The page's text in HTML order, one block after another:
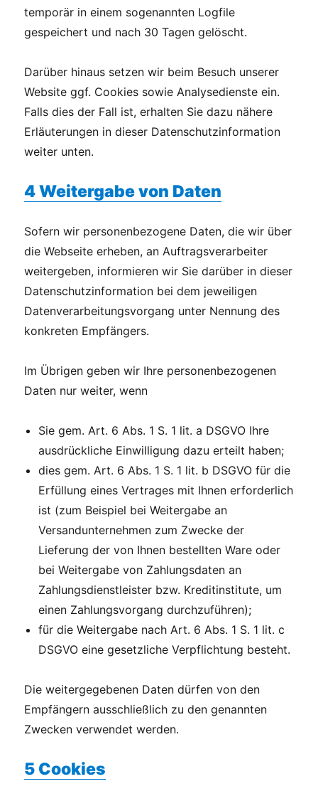
temporär in einem sogenannten Logfile
gespeichert und nach 30 Tagen gelöscht.
Darüber hinaus setzen wir beim Besuch unserer
Website ggf. Cookies sowie Analysedienste ein.
Falls dies der Fall ist, erhalten Sie dazu nähere
Erläuterungen in dieser Datenschutzinformation
weiter unten.
4 Weitergabe von Daten
Sofern wir personenbezogene Daten, die wir über
die Webseite erheben, an Auftragsverarbeiter
weitergeben, informieren wir Sie darüber in dieser
Datenschutzinformation bei dem jeweiligen
Datenverarbeitungsvorgang unter Nennung des
konkreten Empfängers.
Im Übrigen geben wir Ihre personenbezogenen
Daten nur weiter, wenn
Sie gem. Art. 6 Abs. 1 S. 1 lit. a DSGVO Ihre
ausdrückliche Einwilligung dazu erteilt haben;
dies gem. Art. 6 Abs. 1 S. 1 lit. b DSGVO für die
Erfüllung eines Vertrages mit Ihnen erforderlich
ist (zum Beispiel bei Weitergabe an
Versandunternehmen zum Zwecke der
Lieferung der von Ihnen bestellten Ware oder
bei Weitergabe von Zahlungsdaten an
Zahlungsdienstleister bzw. Kreditinstitute, um
einen Zahlungsvorgang durchzuführen);
für die Weitergabe nach Art. 6 Abs. 1 S. 1 lit. c
DSGVO eine gesetzliche Verpflichtung besteht.
Die weitergegebenen Daten dürfen von den
Empfängern ausschließlich zu den genannten
Zwecken verwendet werden.
5 Cookies